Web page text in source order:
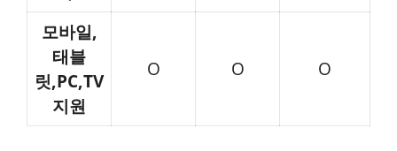
모바일,
태블
릿,PC,TV
지원
O O O